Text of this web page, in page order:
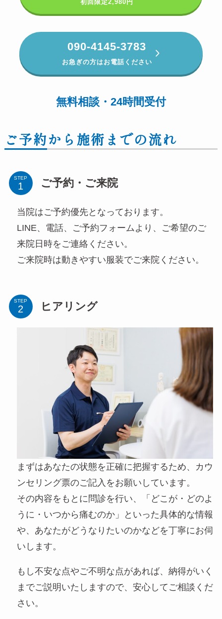
初回 限定2,980円
090-4145-3783
お急ぎの方はお電話ください
無料相談・24時間受付
ご予約から施術までの流れ
STEP ご予約・ご来院
当院はご予約優先となっております。
LINE、電話、ご予約フォームより、ご希望のご
来院日時をご連絡ください。
ご来院時は動きやすい服装でご来院ください。
STEP ヒアリング
まずはあなたの状態を正確に把握するため、カウ
ンセリング票のご記入をお願いしています。
その内容をもとに問診を行い、「どこが・どのよ
うに・いつから痛むのか」といった具体的な情報
や、あなたがどうなりたいのかなどを丁寧にお伺
いします。
もし不安な点やご不明な点があれば、納得がいく
までご説明いたしますので、安心してご相談くだ
さい。